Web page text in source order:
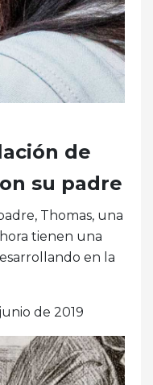
de
su padre
Thomas, una
tienen una
en la
de 2019